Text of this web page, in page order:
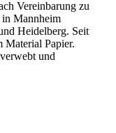
Vereinbarung zu
Mannheim
Heidelberg. Seit
Material Papier.
und